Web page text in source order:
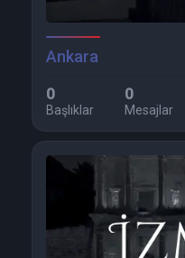
Ankara
0
Başlıklar
0
Mesajlar